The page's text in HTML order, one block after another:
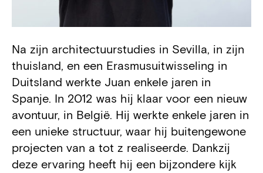
Biography
Na zijn architectuurstudies in Sevilla, in zijn
thuisland, en een Erasmusuitwisseling in
Duitsland werkte Juan enkele jaren in
Spanje. In 2012 was hij klaar voor een nieuw
avontuur, in België. Hij werkte enkele jaren in
een unieke structuur, waar hij buitengewone
projecten van a tot z realiseerde. Dankzij
deze ervaring heeft hij een bijzondere kijk